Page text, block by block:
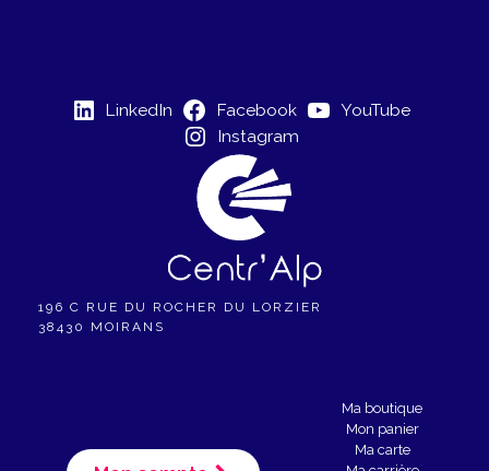
LinkedIn Facebook
YouTube
Instagram
196 C RUE DU ROCHER DU LORZIER
38430 MOIRANS
Ma boutique
Mon panier
Ma carte